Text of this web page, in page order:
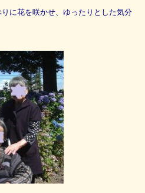
に花を咲かせ、ゆったりとした気分